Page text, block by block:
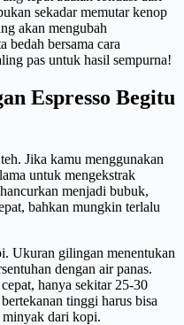
sekadar memutar kenop
akan mengubah
bedah bersama cara
pas untuk hasil sempurna!
Espresso Begitu
Jika kamu menggunakan
untuk mengekstrak
menjadi bubuk,
bahkan mungkin terlalu
Ukuran gilingan menentukan
dengan air panas.
hanya sekitar 25-30
tinggi harus bisa
minyak dari kopi.